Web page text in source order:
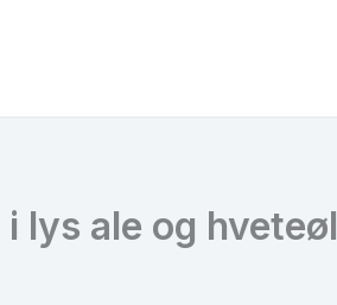
lys ale og hveteøl